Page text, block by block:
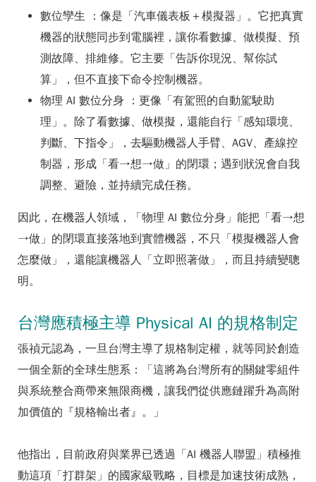
數位孿生 ：像是「汽車儀表板＋模擬器」。它把真實
機器的狀態同步到電腦裡，讓你看數據、做模擬、預
測故障、排維修。它主要「告訴你現況、幫你試
算」，但不直接下命令控制機器。
物理 AI 數位分身 ：更像「有駕照的自動駕駛助
理」。除了看數據、做模擬，還能自行「感知環境、
判斷、下指令」，去驅動機器人手臂、AGV、產線控
制器，形成「看→想→做」的閉環；遇到狀況會自我
調整、避險，並持續完成任務。
因此，在機器人領域，「物理 AI 數位分身」能把「看→想
→做」的閉環直接落地到實體機器，不只「模擬機器人會
怎麼做」，還能讓機器人「立即照著做」，而且持續變聰
明。
台灣應積極主導 Physical AI 的規格制定
張禎元認為，一旦台灣主導了規格制定權，就等同於創造
一個全新的全球生態系：「這將為台灣所有的關鍵零組件
與系統整合商帶來無限商機，讓我們從供應鏈躍升為高附
加價值的『規格輸出者』。」
他指出，目前政府與業界已透過「AI 機器人聯盟」積極推
動這項「打群架」的國家級戰略，目標是加速技術成熟，